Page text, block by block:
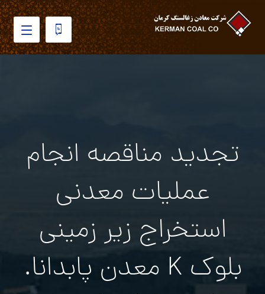
تجدید مناقصه انجام
عمليات معدني
استخراج زير زميني
بلوك K معدن پابدانا.